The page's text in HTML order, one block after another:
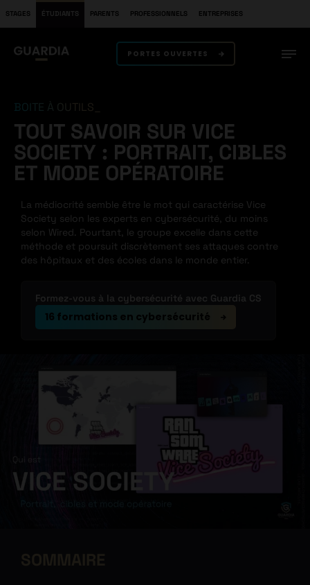
STAGES ÉTUDIANTS PARENTS PROFESSIONNELS ENTREPRISES
PORTES OUVERTES
BOITE À OUTILS
TOUT SAVOIR SUR VICE
SOCIETY : PORTRAIT, CIBLES
ET MODE OPÉRATOIRE
La médiocrité semble être le mot qui caractérise Vice
Society selon les experts en cybersécurité, du moins
selon Wired. Pourtant, le groupe excelle dans cette
méthode et poursuit discrètement ses attaques contre
des hôpitaux et des écoles dans le monde entier.
Formez-vous à la cybersécurité avec Guardia CS
16 formations en cybersécurité